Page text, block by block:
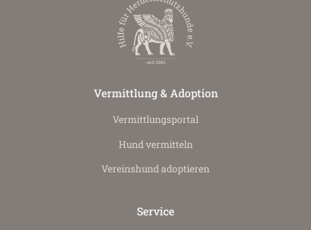
Vermittlung & Adoption
Vermittlungs­portal
Hund vermitteln
Vereinshund adoptieren
Service